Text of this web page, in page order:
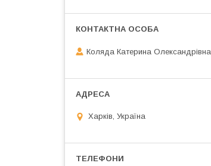
Коляда Катерина Олександрівна
Харків, Україна